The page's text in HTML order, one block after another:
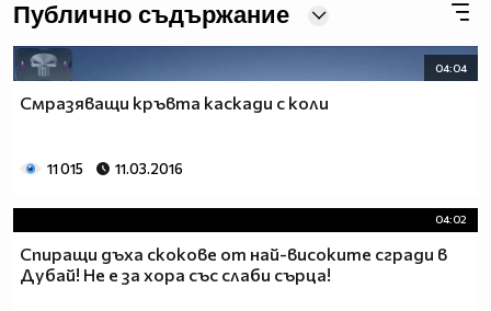
Публично съдържание
04:04
Смразяващи кръвта каскади с коли
11 015 11.03.2016
04:02
Спиращи дъха скокове от най-високите сгради в
Дубай! Не е за хора със слаби сърца!